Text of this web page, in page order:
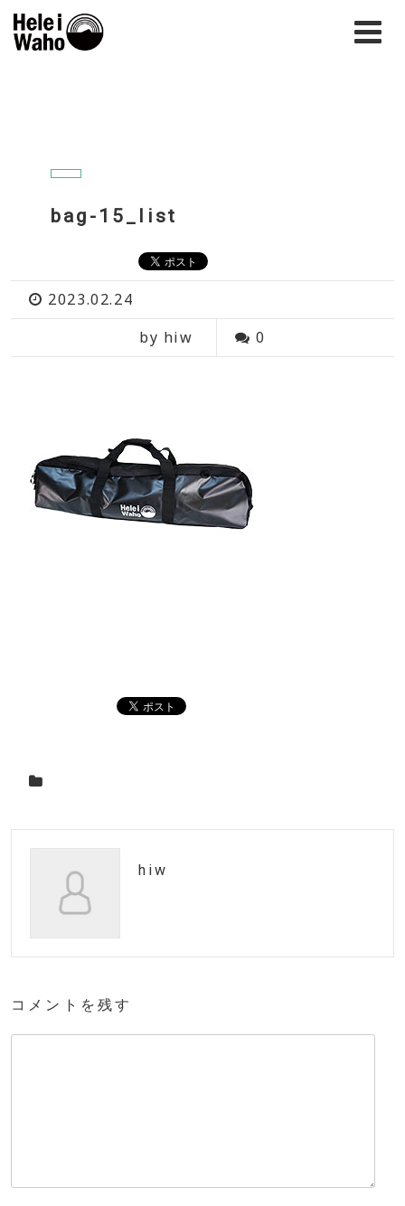
bag-15_list
2023.02.24
by hiw
0
hiw
コメントを残す